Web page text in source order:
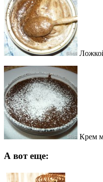
Крем
А вот еще: